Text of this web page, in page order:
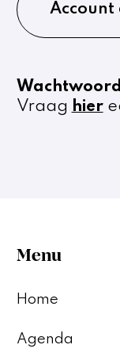
Account
Vraag hier
Menu
Home
Agenda